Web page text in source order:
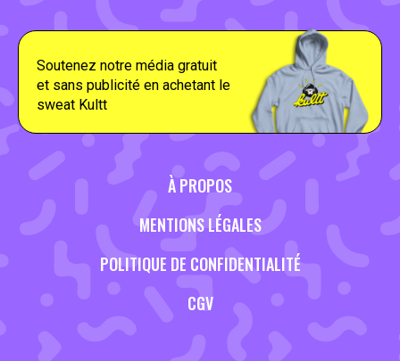
Soutenez notre média gratuit
et sans publicité en achetant le
sweat Kultt
À PROPOS
MENTIONS LÉGALES
POLITIQUE DE CONFIDENTIALITÉ
CGV